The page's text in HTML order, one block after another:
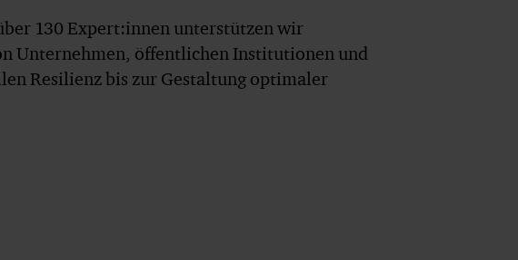
130 Expert:innen unterstützen wir
Unternehmen, öffentlichen Institutionen und
Resilienz bis zur Gestaltung optimaler